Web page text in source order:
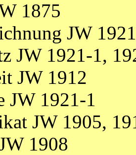
1875
JW
JW 1921-1,
JW 1912
JW 1921-1
JW 1905,
1908